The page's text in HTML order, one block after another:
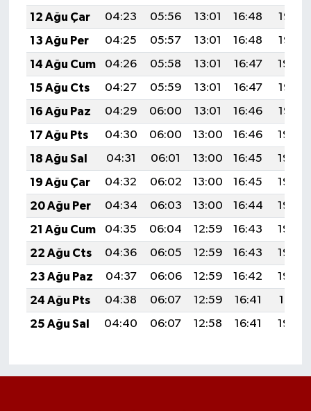
12 Ağu Çar
04:23 05:56 13:01 16:48
19:57
13 Ağu Per
04:25 05:57 13:01 16:48
19:55
14 Ağu Cum
04:26 05:58 13:01 16:47
19:54
15 Ağu Cts
04:27 05:59 13:01 16:47
19:53
16 Ağu Paz
04:29 06:00 13:01 16:46
19:52
17 Ağu Pts
04:30 06:00 13:00 16:46
19:50
18 Ağu Sal
04:31 06:01 13:00 16:45
19:49
19 Ağu Çar
04:32 06:02 13:00 16:45
19:48
20 Ağu Per
04:34 06:03 13:00 16:44
19:46
21 Ağu Cum
04:35 06:04 12:59 16:43
19:45
22 Ağu Cts
04:36 06:05 12:59 16:43
19:44
23 Ağu Paz
04:37 06:06 12:59 16:42
19:42
24 Ağu Pts
04:38 06:07 12:59 16:41
19:41
25 Ağu Sal
04:40 06:07 12:58 16:41 19:39